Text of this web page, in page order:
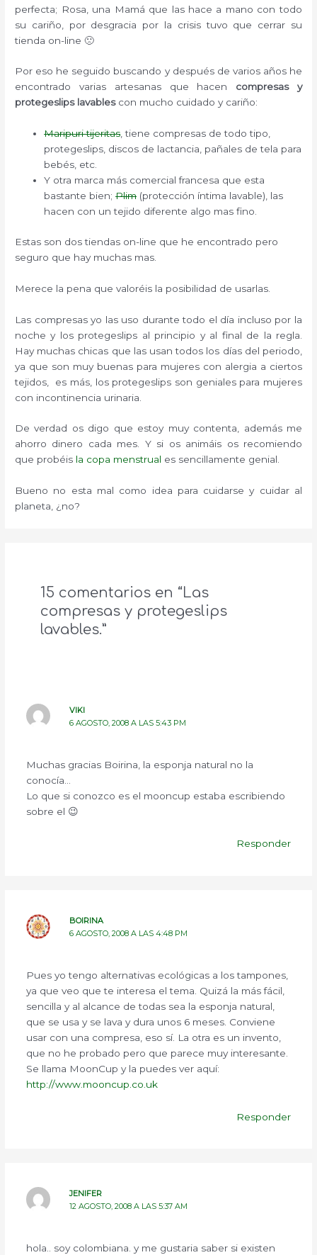
perfecta; Rosa, una Mamá que las hace a mano con todo
su cariño, por desgracia por la crisis tuvo que cerrar su
tienda on-line 🙁
Por eso he seguido buscando y después de varios años he
encontrado varias artesanas que hacen compresas y
protegeslips lavablescon mucho cuidado y cariño:
Maripuri tijeritas, tiene compresas de todo tipo,
protegeslips, discos de lactancia, pañales de tela para
bebés, etc.
Y otra marca más comercial francesa que esta
bastante bien;Plim (protección íntima lavable), las
hacen con un tejido diferente algo mas fino.
Estas son dos tiendas on-line que he encontrado pero
seguro que hay muchas mas.
Merece la pena que valoréis la posibilidad de usarlas.
Las compresas yo las uso durante todo el día incluso por la
noche y los protegeslips al principio y al final de la regla.
Hay muchas chicas que las usan todos los días del periodo,
ya que son muy buenas para mujeres con alergia a ciertos
tejidos, es más, los protegeslips son geniales para mujeres
con incontinencia urinaria.
De verdad os digo que estoy muy contenta, además me
ahorro dinero cada mes. Y si os animáis os recomiendo
que probéis la copa menstrual es sencillamente genial.
Bueno no esta mal como idea para cuidarse y cuidar al
planeta, ¿no?
15 comentarios en “Las
compresas y protegeslips
lavables.”
VIKI
6 AGOSTO, 2008 A LAS 5:43 PM
Muchas gracias Boirina, la esponja natural no la
conocía…
Lo que si conozco es el mooncup estaba escribiendo
sobre el 😉
Responder
BOIRINA
6 AGOSTO, 2008 A LAS 4:48 PM
Pues yo tengo alternativas ecológicas a los tampones,
ya que veo que te interesa el tema. Quizá la más fácil,
sencilla y al alcance de todas sea la esponja natural,
que se usa y se lava y dura unos 6 meses. Conviene
usar con una compresa, eso sí. La otra es un invento,
que no he probado pero que parece muy interesante.
Se llama MoonCup y la puedes ver aquí:
http://www.mooncup.co.uk
Responder
JENIFER
12 AGOSTO, 2008 A LAS 5:37 AM
hola.. soy colombiana. y me gustaria saber si existen